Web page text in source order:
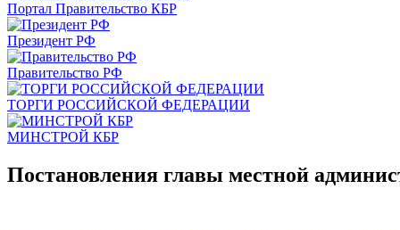
Портал Правительство КБР
Президент РФ
Правительство РФ
ТОРГИ РОССИЙСКОЙ ФЕДЕРАЦИИ
МИНСТРОЙ КБР
Постановления главы местной